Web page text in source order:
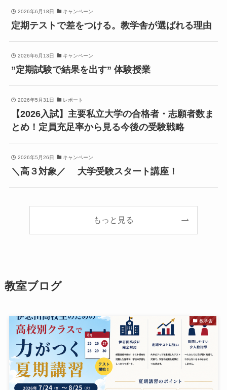
2026年6月18日 キャンペーン
定期テストで差をつける。教学舎が選ばれる理由
2026年6月13日 キャンペーン
”定期試験で結果を出す” 体験授業
2026年5月31日 レポート
【2026入試】主要私立大学の合格者・志願者数ま
とめ！定員充足率から見る今後の受験戦略
2026年5月26日 キャンペーン
＼高３対象／ 大学受験スタート講座！
もっと見る
教室ブログ
教学舎